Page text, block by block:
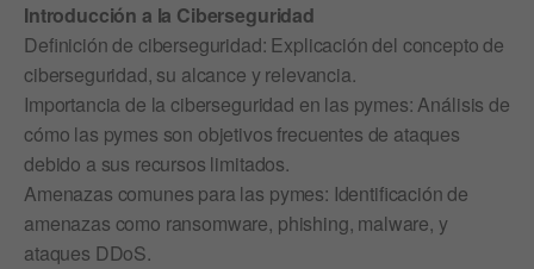
Introducción a la Ciberseguridad
Definición de ciberseguridad: Explicación del concepto de
ciberseguridad, su alcance y relevancia.
Importancia de la ciberseguridad en las pymes: Análisis de
cómo las pymes son objetivos frecuentes de ataques
debido a sus recursos limitados.
Amenazas comunes para las pymes: Identificación de
amenazas como ransomware, phishing, malware, y
ataques DDoS.